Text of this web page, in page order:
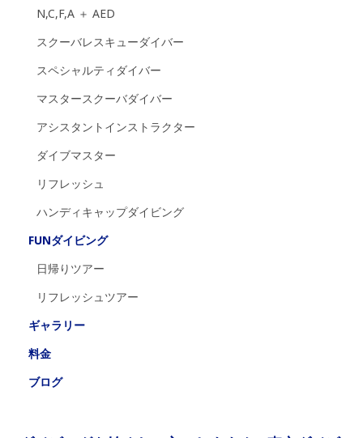
N,C,F,A ＋ AED
スクーバレスキューダイバー
スペシャルティダイバー
マスタースクーバダイバー
アシスタントインストラクター
ダイブマスター
リフレッシュ
ハンディキャップダイビング
FUNダイビング
日帰りツアー
リフレッシュツアー
ギャラリー
料金
ブログ